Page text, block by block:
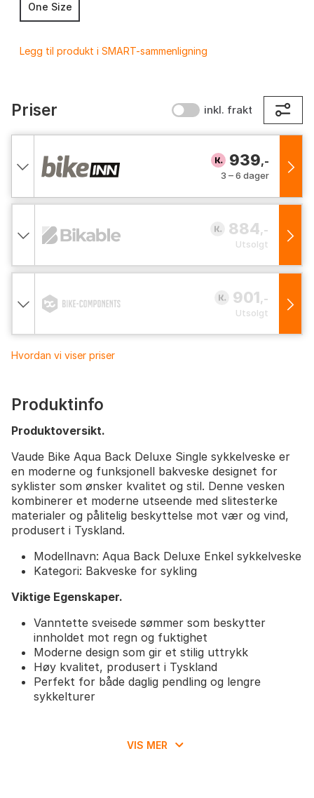
One Size
Legg til produkt i SMART-sammenligning
Priser inkl. frakt
939,-
3 – 6 dager
884,-
Utsolgt
901,-
Utsolgt
Hvordan vi viser priser
Produktinfo
Produktoversikt.
Vaude Bike Aqua Back Deluxe Single sykkelveske er
en moderne og funksjonell bakveske designet for
syklister som ønsker kvalitet og stil. Denne vesken
kombinerer et moderne utseende med slitesterke
materialer og pålitelig beskyttelse mot vær og vind,
produsert i Tyskland.
Modellnavn: Aqua Back Deluxe Enkel sykkelveske
Kategori: Bakveske for sykling
Viktige Egenskaper.
Vanntette sveisede sømmer som beskytter
innholdet mot regn og fuktighet
Moderne design som gir et stilig uttrykk
Høy kvalitet, produsert i Tyskland
Perfekt for både daglig pendling og lengre
sykkelturer
VIS MER